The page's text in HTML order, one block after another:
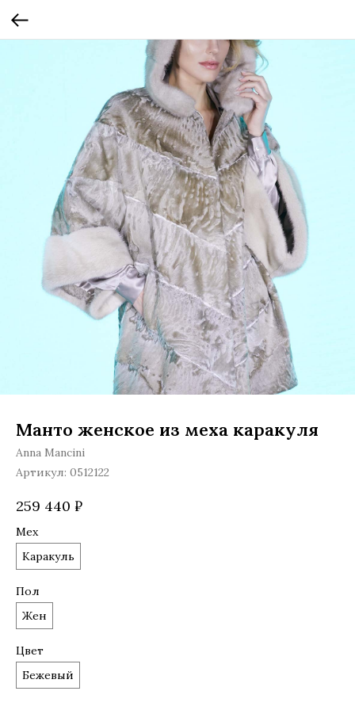
Манто женское из меха каракуля
Anna Mancini
Артикул: 0512122
259 440 ₽
Мех
Каракуль
Пол
Жен
Цвет
Бежевый